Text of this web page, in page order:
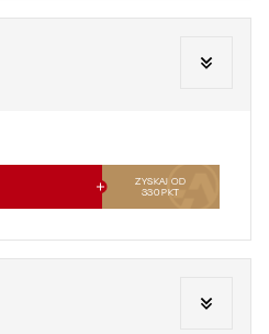
ZYSKAJ OD
330PKT